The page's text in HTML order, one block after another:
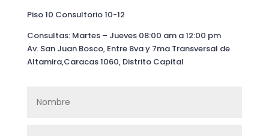
Piso 10 Consultorio 10-12
Consultas: Martes – Jueves 08:00 am a 12:00 pm
Av. San Juan Bosco, Entre 8va y 7ma Transversal de
Altamira,Caracas 1060, Distrito Capital